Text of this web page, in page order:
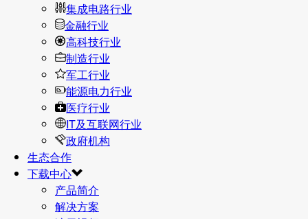
集成电路行业
金融行业
高科技行业
制造行业
军工行业
能源电力行业
医疗行业
IT及互联网行业
政府机构
生态合作
下载中心
产品简介
解决方案